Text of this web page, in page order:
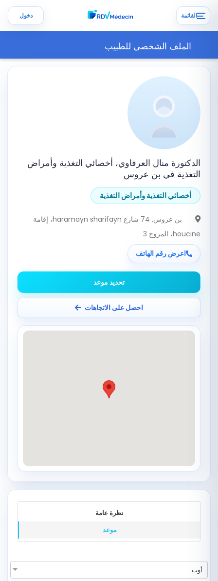
القائمة دخول
الملف الشخصي للطبيب
الدكتورة منال العرفاوي، أخصائي التغذية وأمراض
التغذية في بن عروس
أخصائي التغذية وأمراض التغذية
بن عروس
, 74 شارع haramayn sharifayn، إقامة
houcine، المروج 3
اعرض رقم الهاتف
تحديد موعد
احصل على الاتجاهات
نظرة عامة
موعد
أوت